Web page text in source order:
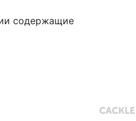
содержащие